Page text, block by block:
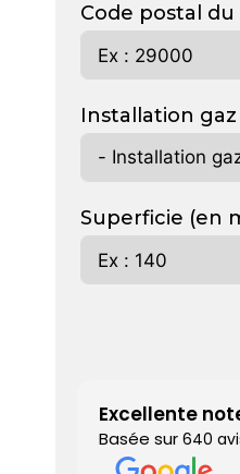
Code postal du
Installation gaz
Superficie (en
Excellente
Basée sur 640